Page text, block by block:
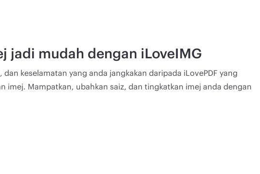
jadi mudah dengan iLoveIMG
keselamatan yang anda jangkakan daripada iLovePDF yang
imej. Mampatkan, ubahkan saiz, dan tingkatkan imej anda dengan